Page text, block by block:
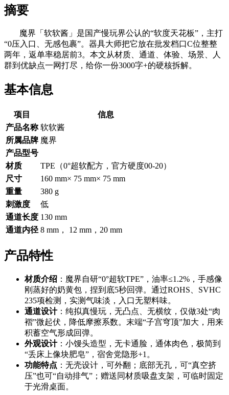
摘要
魔界「软软酱」是国产慢玩界公认的“软度天花板”，主打
“0压入口、无感包裹”。器具大师把它放在批发档口C位整整
两年，返单率稳居前3。本文从材质、通道、体验、场景、人
群到优缺点一网打尽，给你一份3000字+的硬核拆解。
基本信息
项目
信息
产品名称 软软酱
所属品牌 魔界
产品型号
材质
TPE（0°超软配方，官方硬度00-20）
尺寸
160 mm× 75 mm× 75 mm
重量
380 g
刺激度
低
通道长度 130 mm
通道内径 8 mm， 12 mm，20 mm
产品特性
材质介绍 ：魔界自研“0°超软TPE”，油率≤1.2%，手感像
刚蒸好的奶黄包，捏到底5秒回弹。通过ROHS、SVHC
235项检测，实测气味淡，入口无塑料味。
通道设计：纯拟真慢玩，无凸点、无横纹，仅做3处“肉
褶”微起伏，降低摩擦系数。末端“子宫穹顶”加大，用来
积蓄空气形成回弹。
外观设计：小馒头造型，无卡通脸，通体肉色，极简到
“丢床上像块肥皂”，宿舍党隐形+1。
功能特点 ：无壳设计，可外翻；底部无孔，可“真空挤
压”也可“自动排气”；赠送同材质吸盘支架，可临时固定
于光滑桌面。